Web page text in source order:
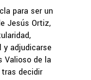
para ser un
Jesús Ortiz,
y adjudicarse
Valioso de la
tras decidir